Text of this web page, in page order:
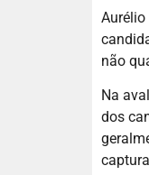
não
Na
dos